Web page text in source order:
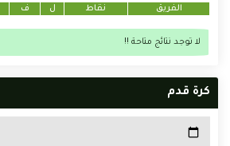
الفريق نقاط ل ف
لا توجد نتائج متاحة !!
كرة قدم